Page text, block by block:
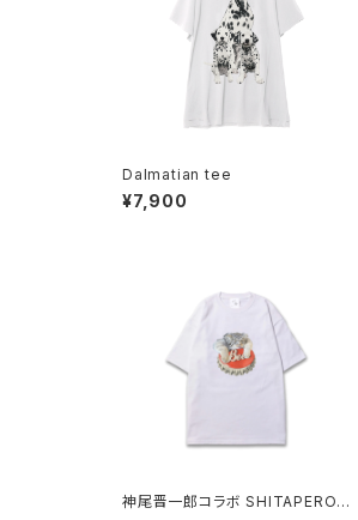
Dalmatian tee
¥7,900
神尾晋一郎コラボ SHITAPERO